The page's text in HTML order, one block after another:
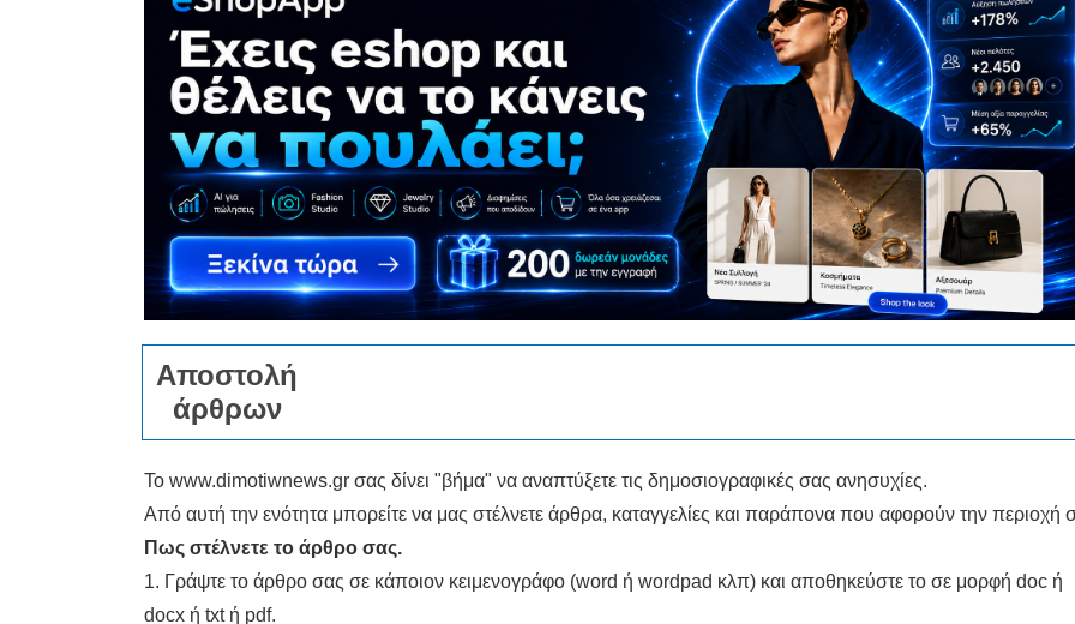
ΠΟΛΙΤΙΣΜΟΣ
LIFESTYLE
ΕΞΟΔΟΣ
ΠΕΡΙΒΑΛΛΟΝ
ΚΑΤΟΙΚΙΔΙΟ
ΑΓΓΕΛΙΕΣ
ΕΦΗΜΕΡΙΔΕΣ
OΔΗΓΟΣ
Aποστολή
άρθρων
Το www.dimotiwnews.gr σας δίνει "βήμα" να αναπτύξετε τις δημοσιογραφικές σας ανησυχίες.
Από αυτή την ενότητα μπορείτε να μας στέλνετε άρθρα, καταγγελίες και παράπονα που αφορούν την περιοχή
Πως στέλνετε το άρθρο σας.
1. Γράψτε το άρθρο σας σε κάποιον κειμενογράφο (word ή wordpad κλπ) και αποθηκεύστε το σε μορφή doc ή
docx ή txt ή pdf.